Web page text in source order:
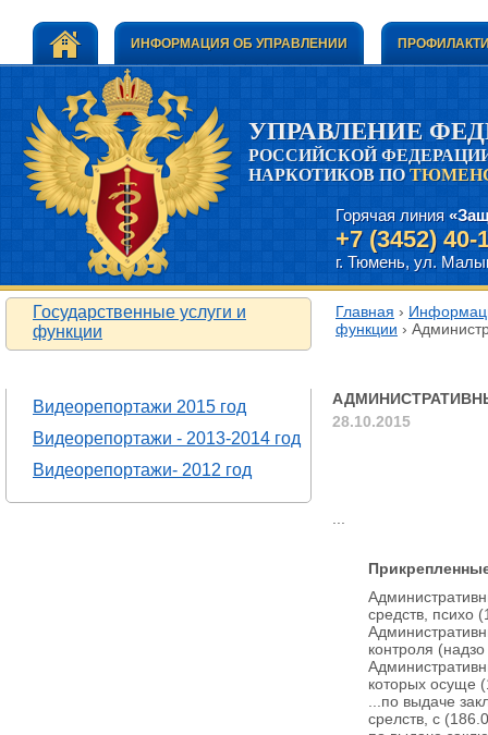
ИНФОРМАЦИЯ ОБ УПРАВЛЕНИИ
УПРАВЛЕНИЕ
РОССИЙСКОЙ
НАРКОТИКОВ ПО
Горячая линия
+7 (3452) 40-
г. Тюмень, ул.
Главная ›
функции ›
28.10.2015
средств, психо
контроля
которых осуще
...по выдаче
срелств, с
Государственные услуги и
функции
Видеорепортажи 2015 год
Видеорепортажи - 2013-2014 год
Видеорепортажи- 2012 год